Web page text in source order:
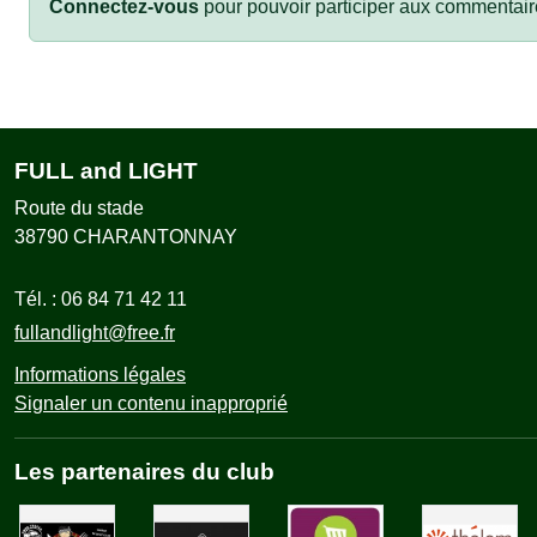
Connectez-vous pour pouvoir participer aux
FULL and LIGHT
Route du stade
38790 CHARANTONNAY
Tél. : 06 84 71 42 11
fullandlight@free.fr
Informations légales
Signaler un contenu inapproprié
Les partenaires du club